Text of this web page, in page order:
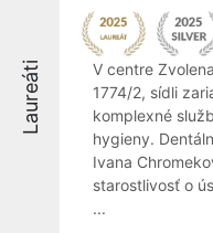
Laureáti
V centre
1774/2, sídli
komplexné
hygieny.
Ivana
starostlivosť o
...